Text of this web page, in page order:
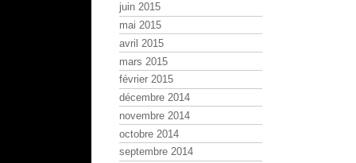
juin 2015
mai 2015
avril 2015
mars 2015
février 2015
décembre 2014
novembre 2014
octobre 2014
septembre 2014